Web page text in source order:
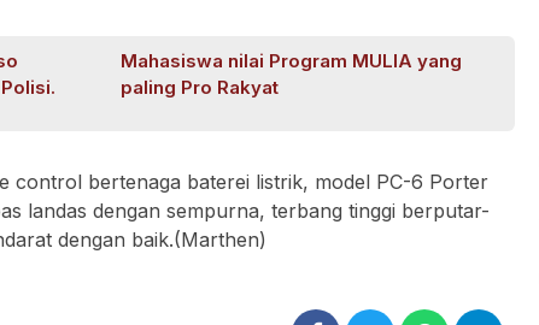
Mahasiswa nilai Program MULIA yang
paling Pro Rakyat
control bertenaga baterei listrik, model PC-6 Porter
landas dengan sempurna, terbang tinggi berputar-
dengan baik.(Marthen)